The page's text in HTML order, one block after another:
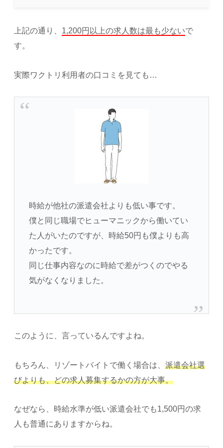
上記の通り、 1,200円以上の求人数は最も少ないで
す。
実際ワクトリ利用者の口コミを見ても…
時給が他社の派遣会社よりも低い事です。
僕と同じ職場でヒューマニックから働いてい
た人がいたのですが、時給50円も僕よりも高
かったです。
同じ仕事内容なのに時給で差がつくのでやる
気がなくなりました。
このように、言っているんですよね。
もちろん、リゾートバイトで働く場合は、派遣会社選
びよりも、どの求人募集するかの方が大事。
なぜなら、時給水準が低い派遣会社でも1,500円の求
人も普通にありますからね。